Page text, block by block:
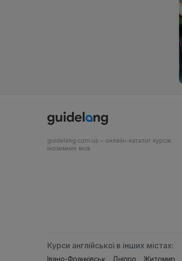
guidelang.com.ua – онлайн-каталог курсів
іноземних мов
Курси англійської в інших містах:
Івано-Франківськ Дніпро Житомир